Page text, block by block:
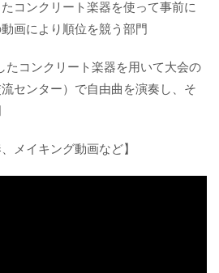
たコンクリート楽器を使って事前に
画により順位を競う部門
たコンクリート楽器を用いて大会の
センター）で自由曲を演奏し、そ
メイキング動画など】